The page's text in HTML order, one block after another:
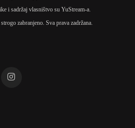
i sadržaj vlasništvo su YuStream-a.
zabranjeno. Sva prava zadržana.